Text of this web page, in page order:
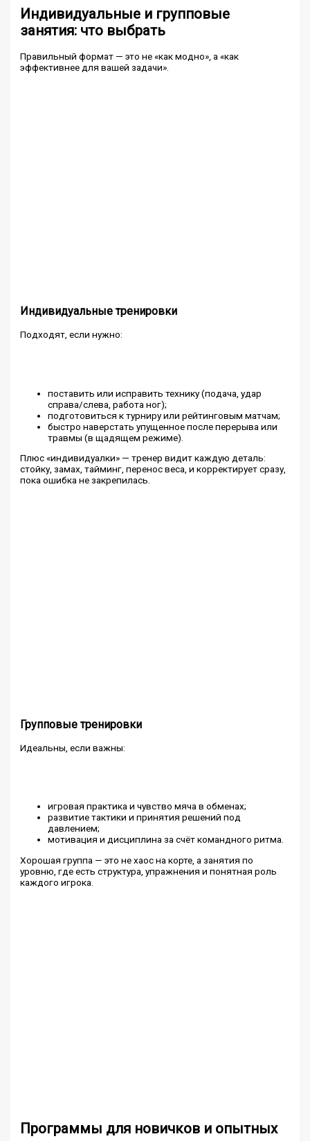
Индивидуальные и групповые
занятия: что выбрать
Правильный формат — это не «как модно», а «как
эффективнее для вашей задачи».
Индивидуальные тренировки
Подходят, если нужно:
поставить или исправить технику (подача, удар
справа/слева, работа ног);
подготовиться к турниру или рейтинговым матчам;
быстро наверстать упущенное после перерыва или
травмы (в щадящем режиме).
Плюс «индивидуалки» — тренер видит каждую деталь:
стойку, замах, тайминг, перенос веса, и корректирует сразу,
пока ошибка не закрепилась.
Групповые тренировки
Идеальны, если важны:
игровая практика и чувство мяча в обменах;
развитие тактики и принятия решений под
давлением;
мотивация и дисциплина за счёт командного ритма.
Хорошая группа — это не хаос на корте, а занятия по
уровню, где есть структура, упражнения и понятная роль
каждого игрока.
Программы для новичков и опытных